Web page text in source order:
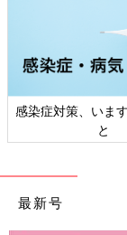
感染症対策、いま
と
最新号